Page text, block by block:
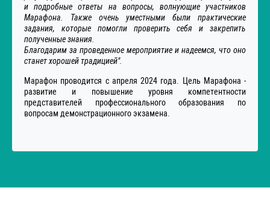
и подробные ответы на вопросы, волнующие участников
Марафона. Также очень уместными были практические
задания, которые помогли проверить себя и закрепить
полученные знания.
Благодарим за проведенное мероприятие и надеемся, что оно
станет хорошей традицией".
Марафон проводится с апреля 2024 года. Цель Марафона -
развитие и повышение уровня компетентности
представителей профессионального образования по
вопросам демонстрационного экзамена.